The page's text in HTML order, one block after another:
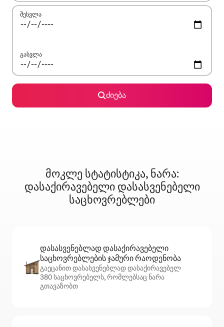
შესვლა
გასვლა
ძიება
მოკლე სტატისტიკა, ნარა:
დასაქირავებელი დასასვენებელი
საცხოვრებლები
დასასვენებლად დასაქირავებელი
საცხოვრებლების ჯამური რაოდენობა
გაეცანით დასასვენებლად დასაქირავებელ
380 საცხოვრებელს, რომლებსაც ნარა
გთავაზობთ